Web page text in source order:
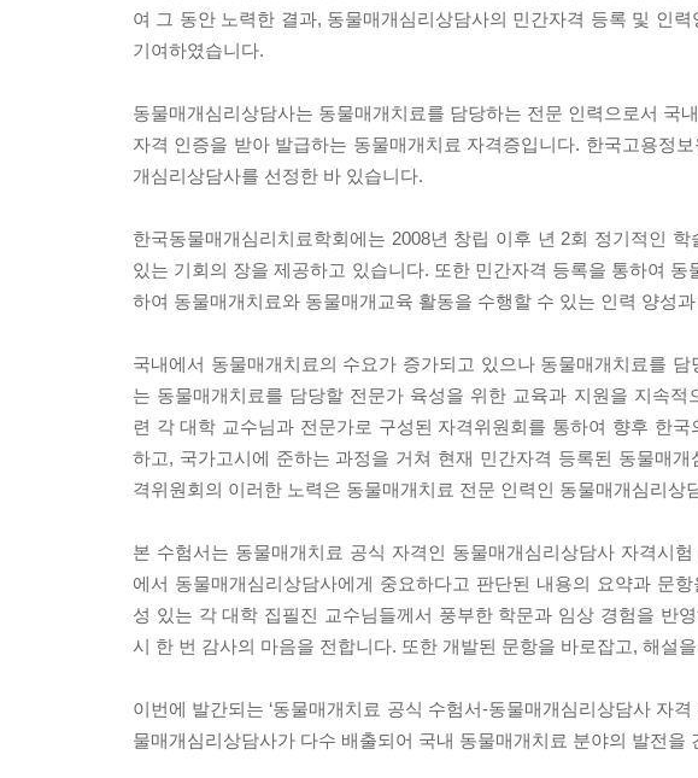
여 그 동안 노력한 결과, 동물매개심리상담사의 민간자격 등록 및 인
기여하였습니다.
동물매개심리상담사는 동물매개치료를 담당하는 전문 인력으로서
자격 인증을 받아 발급하는 동물매개치료 자격증입니다. 한국고용정
개심리상담사를 선정한 바 있습니다.
한국동물매개심리치료학회에는 2008년 창립 이후 년 2회 정기적인
있는 기회의 장을 제공하고 있습니다. 또한 민간자격 등록을 통하여
하여 동물매개치료와 동물매개교육 활동을 수행할 수 있는 인력 양성
국내에서 동물매개치료의 수요가 증가되고 있으나 동물매개치료를
는 동물매개치료를 담당할 전문가 육성을 위한 교육과 지원을 지속
련 각 대학 교수님과 전문가로 구성된 자격위원회를 통하여 향후 한
하고, 국가고시에 준하는 과정을 거쳐 현재 민간자격 등록된 동물매
격위원회의 이러한 노력은 동물매개치료 전문 인력인 동물매개심리
본 수험서는 동물매개치료 공식 자격인 동물매개심리상담사 자격시
에서 동물매개심리상담사에게 중요하다고 판단된 내용의 요약과 문
성 있는 각 대학 집필진 교수님들께서 풍부한 학문과 임상 경험을 반
시 한 번 감사의 마음을 전합니다. 또한 개발된 문항을 바로잡고, 해설
이번에 발간되는 ‘동물매개치료 공식 수험서-동물매개심리상담사 자
물매개심리상담사가 다수 배출되어 국내 동물매개치료 분야의 발전을